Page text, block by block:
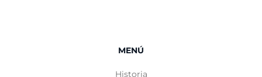
MENÚ
Historia